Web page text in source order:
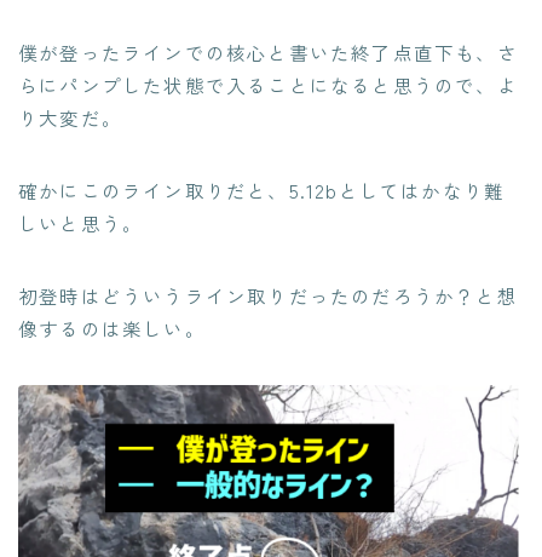
僕が登ったラインでの核心と書いた終了点直下も、さ
らにパンプした状態で入ることになると思うので、よ
り大変だ。
確かにこのライン取りだと、5.12bとしてはかなり難
しいと思う。
初登時はどういうライン取りだったのだろうか？と想
像するのは楽しい。